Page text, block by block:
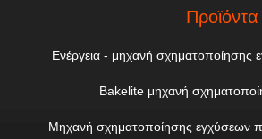
Προϊόντα
Ενέργεια - μηχανή σχηματοποίησης
Bakelite μηχανή
Μηχανή σχηματοποίησης εγχύσεων